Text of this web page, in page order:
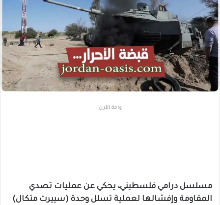
واحة الأرن
مسلسل درامي فلسطيني، يحكي عن عمليات تصدي
المقاومة وإفشالها لعملية تسلل وحدة (سييرت متكال)